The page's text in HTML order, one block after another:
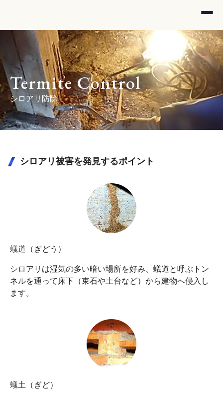
Termite Control
シロアリ防除
シロアリ被害を発⾒するポイント
蟻道（ぎどう）
シロアリは湿気の多い暗い場所を好み、蟻道と呼ぶトン
ネルを通って床下（束⽯や⼟台など）から建物へ侵⼊し
ます。
蟻⼟（ぎど）